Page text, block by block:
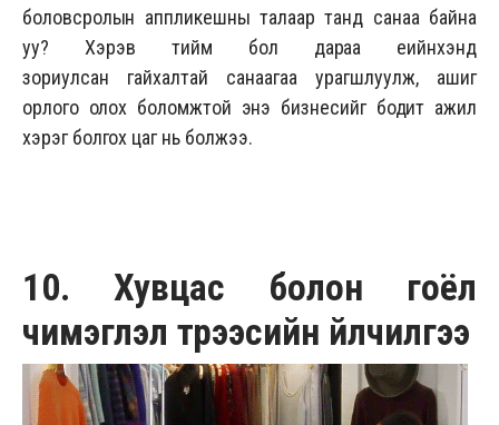
боловсролын аппликешны талаар танд санаа байна
уу? Хэрэв тийм бол дараа үеийнхэнд
зориулсан гайхалтай санаагаа урагшлуулж, ашиг
орлого олох боломжтой энэ бизнесийг бодит ажил
хэрэг болгох цаг нь болжээ.
10. Хувцас болон гоёл
чимэглэл түрээсийн үйлчилгээ